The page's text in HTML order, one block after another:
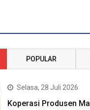
POPULAR
Selasa, 28 Juli 2026
Koperasi Produsen